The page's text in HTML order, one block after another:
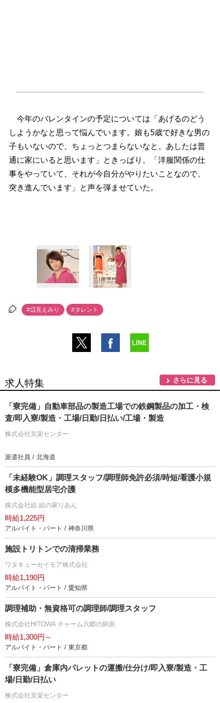
今年のバレンタインの予定については「あげるのどう
しようかなと思って悩んでいます。娘も5歳で好きな男の
子もいないので、ちょっとつまらないなと。あしたは普
通に家にいると思います」ときっぱり。「洋服関係の仕
事をやっていて、それが今自分がやりたいことなので、
突き進んでいます」と声を弾ませていた。
#辺見えみり #タレント
求人特集 さらに見る
「寮完備」自動車部品の製造工場での鉄鋼製品の加工・検
査/即入寮/製造・工場/日勤/日払い/工場・製造
株式会社京栄センター
派遣社員 / 北海道
「未経験OK」調理スタッフ/調理師免許必須/時短/看護小規
模多機能型居宅介護
株式会社結 結の家りあん
時給1,225円
アルバイト・パート / 神奈川県
施設トリトンでの清掃業務
ワタキューセイモア株式会社
時給1,190円
アルバイト・パート / 愛知県
調理補助・無資格可の調理師/調理スタッフ
株式会社HITOWA チャーム六郷の厨房
時給1,300円～
アルバイト・パート / 東京都
「寮完備」倉庫内パレットの運搬/仕分け/即入寮/製造・工
場/日勤/日払い
株式会社京栄センター